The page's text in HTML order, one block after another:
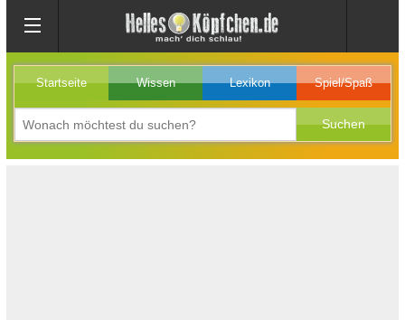
Startseite Wissen Lexikon Spiel/Spaß